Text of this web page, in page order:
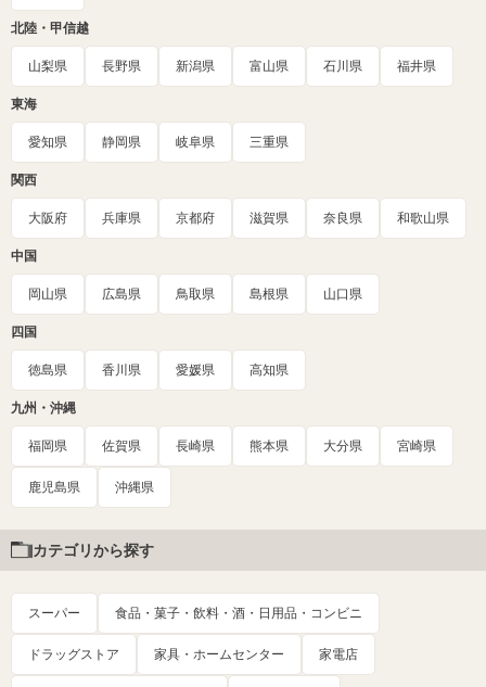
北陸・甲信越
山梨県 長野県 新潟県 富山県 石川県 福井県
東海
愛知県 静岡県 岐阜県 三重県
関西
大阪府 兵庫県 京都府 滋賀県 奈良県 和歌山県
中国
岡山県 広島県 鳥取県 島根県 山口県
四国
徳島県 香川県 愛媛県 高知県
九州・沖縄
福岡県 佐賀県 長崎県 熊本県 大分県 宮崎県
鹿児島県 沖縄県
カテゴリから探す
スーパー 食品・菓子・飲料・酒・日用品・コンビニ
ドラッグストア 家具・ホームセンター 家電店